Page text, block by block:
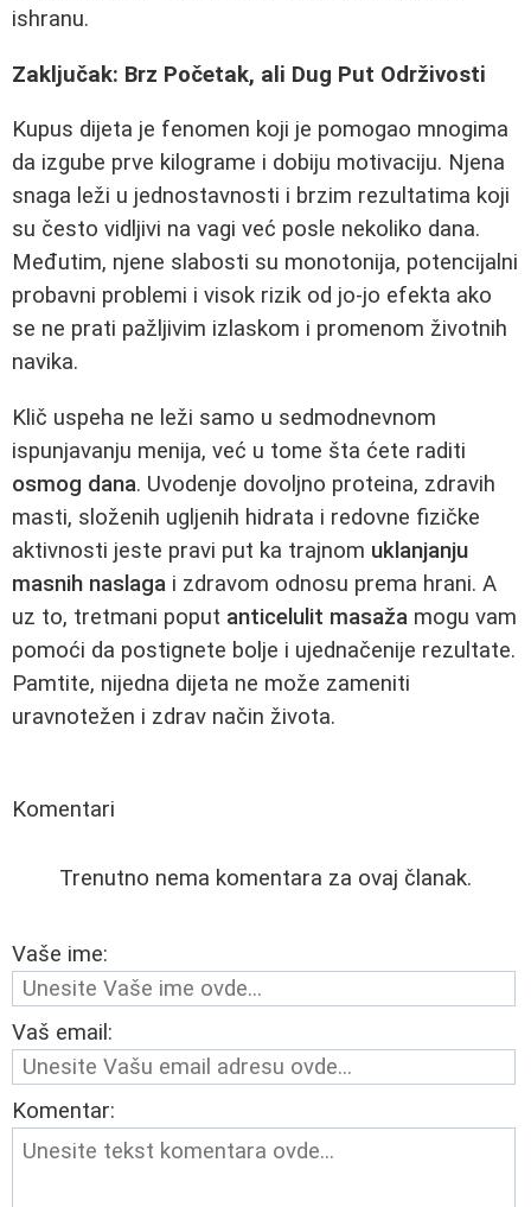
ishranu.
Zaključak: Brz Početak, ali Dug Put Održivosti
Kupus dijeta je fenomen koji je pomogao mnogima
da izgube prve kilograme i dobiju motivaciju. Njena
snaga leži u jednostavnosti i brzim rezultatima koji
su često vidljivi na vagi već posle nekoliko dana.
Međutim, njene slabosti su monotonija, potencijalni
probavni problemi i visok rizik od jo-jo efekta ako
se ne prati pažljivim izlaskom i promenom životnih
navika.
Klič uspeha ne leži samo u sedmodnevnom
ispunjavanju menija, već u tome šta ćete raditi
osmog dana. Uvodenje dovoljno proteina, zdravih
masti, složenih ugljenih hidrata i redovne fizičke
aktivnosti jeste pravi put ka trajnom uklanjanju
masnih naslaga i zdravom odnosu prema hrani. A
uz to, tretmani poput anticelulit masaža mogu vam
pomoći da postignete bolje i ujednačenije rezultate.
Pamtite, nijedna dijeta ne može zameniti
uravnotežen i zdrav način života.
Komentari
Trenutno nema komentara za ovaj članak.
Vaše ime:
Vaš email:
Komentar: